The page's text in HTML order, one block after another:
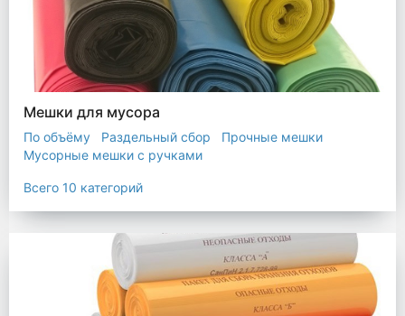
Мешки для мусора
По объёму Раздельный сбор
Прочные мешки
Мусорные мешки с ручками
Прозрачные мешки
Мешки строительные
Мешок для листьев
Всего 10 категорий